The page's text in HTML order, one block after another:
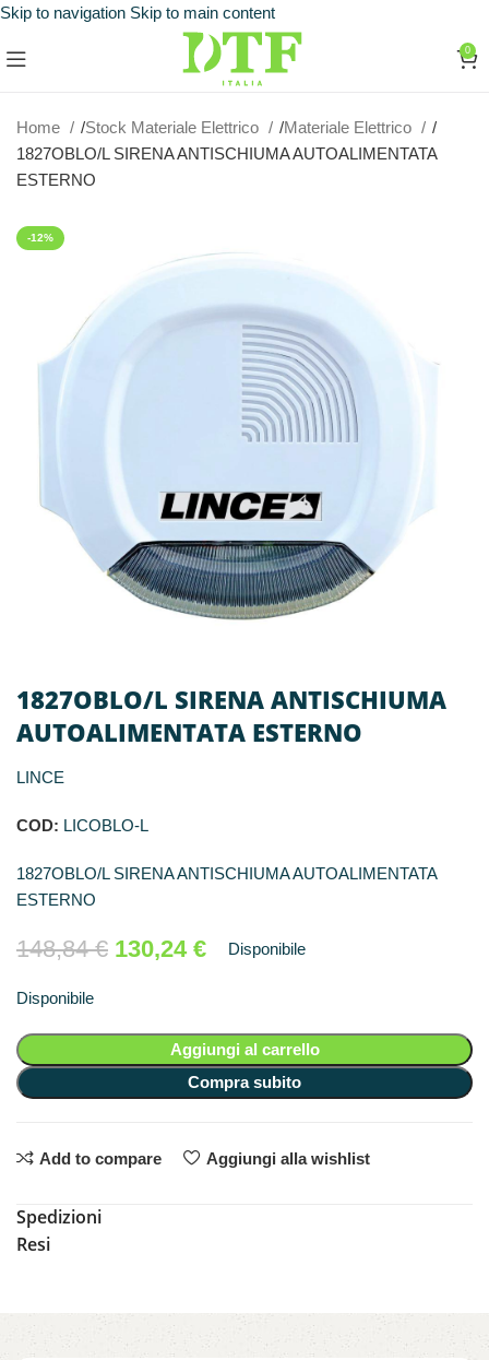
Skip to navigation Skip to main content
0
Home Stock Materiale Elettrico
Materiale Elettrico
1827OBLO/L SIRENA ANTISCHIUMA AUTOALIMENTATA
ESTERNO
-12%
1827OBLO/L SIRENA ANTISCHIUMA
AUTOALIMENTATA ESTERNO
LINCE
COD: LICOBLO-L
1827OBLO/L SIRENA ANTISCHIUMA AUTOALIMENTATA
ESTERNO
148,84€ 130,24 € Disponibile
Disponibile
Aggiungi al carrello
Compra subito
Add to compare Aggiungi alla wishlist
Spedizioni
Resi